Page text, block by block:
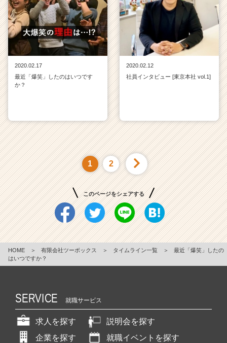
2020.02.17
最近「爆笑」したのはいつです
か？
2020.02.12
社員インタビュー [東京本社 vol.1]
1 2
このページをシェアする
HOME ＞ 有限会社ツーボックス ＞ タイムライン一覧 ＞
最近「爆笑」したの
はいつですか？
SERVICE 就職サービス
求人を探す
説明会を探す
企業を探す
就職イベントを探す